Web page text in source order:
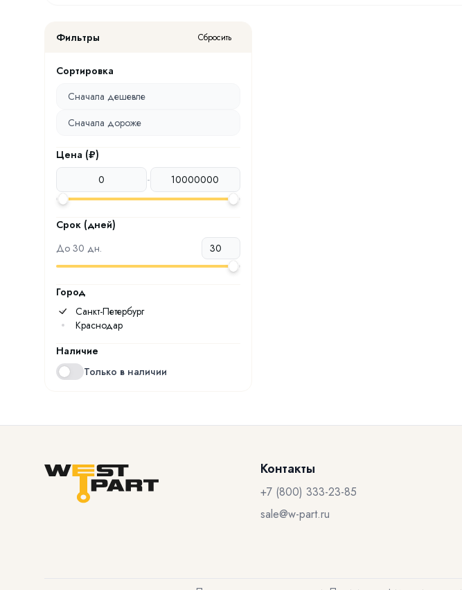
Фильтры Сбросить
Сортировка
Сначала дешевле
Сначала дороже
Цена (₽)
-
Срок (дней)
До 30 дн.
Город
Санкт-Петербург
Краснодар
Наличие
Только в наличии
Контакты
+7 (800) 333-23-85
sale@w-part.ru